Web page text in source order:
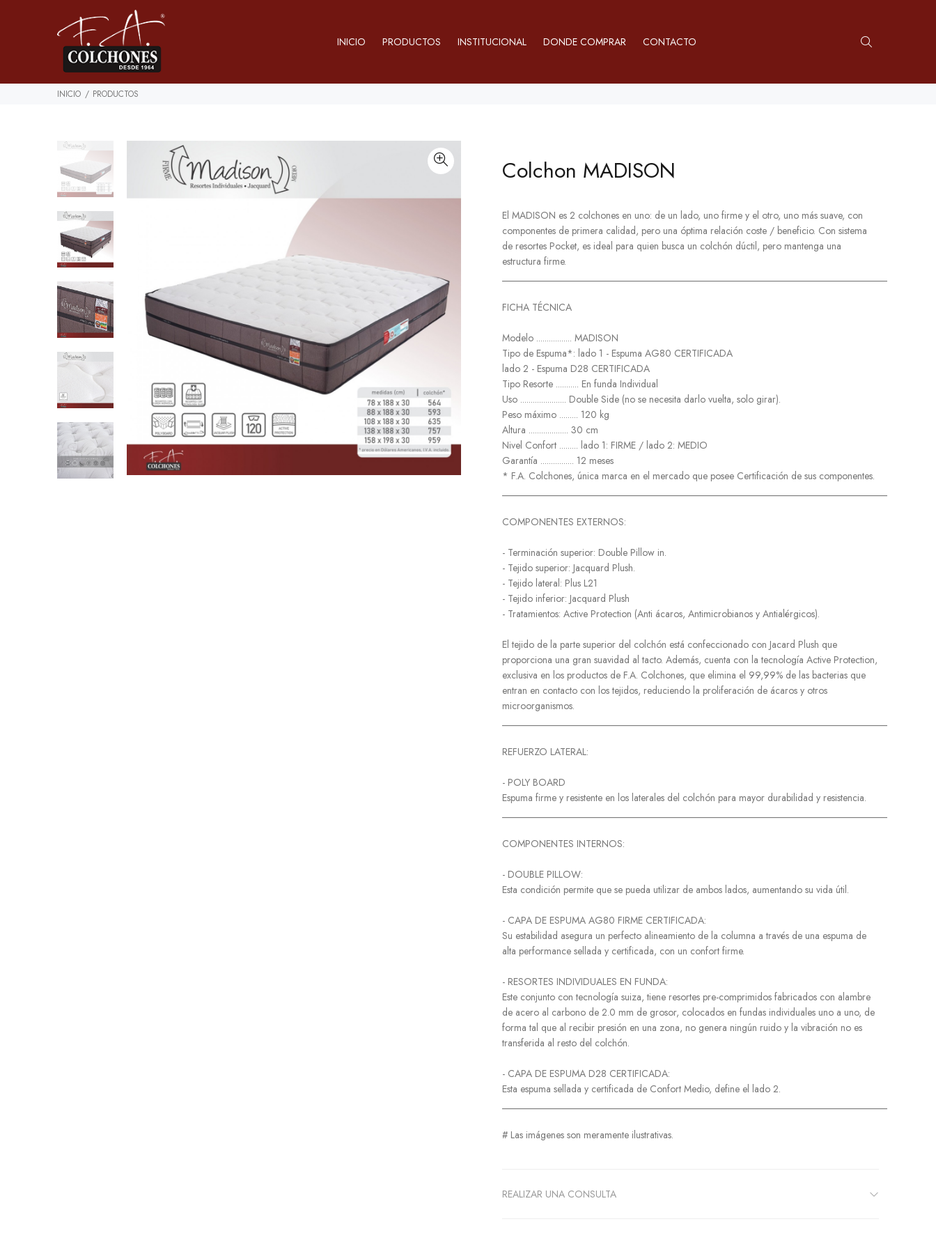
INICIO PRODUCTOS INSTITUCIONAL DONDE COMPRAR CONTACTO
INICIO PRODUCTOS
Colchon MADISON
El MADISON es 2 colchones en uno: de un lado, uno firme y el otro, uno más suave, con
componentes de primera calidad, pero una óptima relación coste / beneficio. Con sistema
de resortes Pocket, es ideal para quien busca un colchón dúctil, pero mantenga una
estructura firme.
FICHA TÉCNICA
Modelo ................. MADISON
Tipo de Espuma*: lado 1 - Espuma AG80 CERTIFICADA
lado 2 - Espuma D28 CERTIFICADA
Tipo Resorte ........... En funda Individual
Uso ...................... Double Side (no se necesita darlo vuelta, solo girar).
Peso máximo ......... 120 kg
Altura ................... 30 cm
Nivel Confort ......... lado 1: FIRME / lado 2: MEDIO
Garantía ................ 12 meses
* F.A. Colchones, única marca en el mercado que posee Certificación de sus componentes.
COMPONENTES EXTERNOS:
- Terminación superior: Double Pillow in.
- Tejido superior: Jacquard Plush.
- Tejido lateral: Plus L21
- Tejido inferior: Jacquard Plush
- Tratamientos: Active Protection (Anti ácaros, Antimicrobianos y Antialérgicos).
El tejido de la parte superior del colchón está confeccionado con Jacard Plush que
proporciona una gran suavidad al tacto. Además, cuenta con la tecnología Active Protection,
exclusiva en los productos de F.A. Colchones, que elimina el 99,99% de las bacterias que
entran en contacto con los tejidos, reduciendo la proliferación de ácaros y otros
microorganismos.
REFUERZO LATERAL:
- POLY BOARD
Espuma firme y resistente en los laterales del colchón para mayor durabilidad y resistencia.
COMPONENTES INTERNOS:
- DOUBLE PILLOW:
Esta condición permite que se pueda utilizar de ambos lados, aumentando su vida útil.
- CAPA DE ESPUMA AG80 FIRME CERTIFICADA:
Su estabilidad asegura un perfecto alineamiento de la columna a través de una espuma de
alta performance sellada y certificada, con un confort firme.
- RESORTES INDIVIDUALES EN FUNDA:
Este conjunto con tecnología suiza, tiene resortes pre-comprimidos fabricados con alambre
de acero al carbono de 2.0 mm de grosor, colocados en fundas individuales uno a uno, de
forma tal que al recibir presión en una zona, no genera ningún ruido y la vibración no es
transferida al resto del colchón.
- CAPA DE ESPUMA D28 CERTIFICADA:
Esta espuma sellada y certificada de Confort Medio, define el lado 2.
# Las imágenes son meramente ilustrativas.
REALIZAR UNA CONSULTA